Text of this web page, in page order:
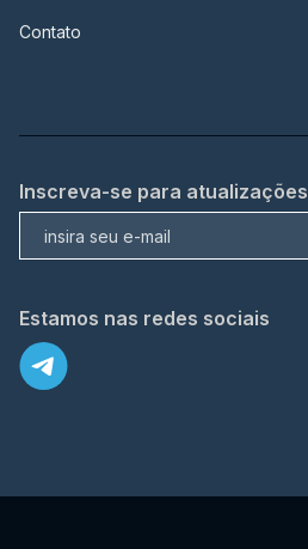
Contato
Inscreva-se para atualizações
Estamos nas redes sociais